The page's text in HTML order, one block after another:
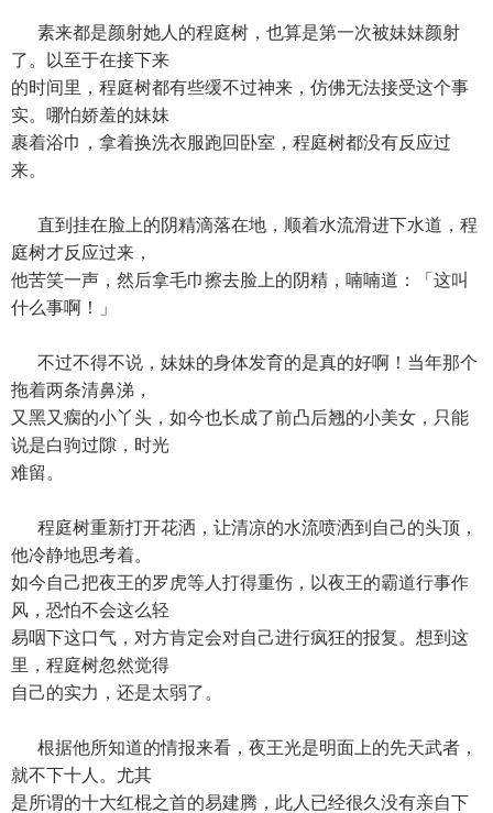
素来都是颜射她人的程庭树，也算是第一次被妹妹颜射
了。以至于在接下来
的时间里，程庭树都有些缓不过神来，仿佛无法接受这个事
实。哪怕娇羞的妹妹
裹着浴巾，拿着换洗衣服跑回卧室，程庭树都没有反应过
来。
直到挂在脸上的阴精滴落在地，顺着水流滑进下水道，程
庭树才反应过来，
他苦笑一声，然后拿毛巾擦去脸上的阴精，喃喃道：「这叫
什么事啊！」
不过不得不说，妹妹的身体发育的是真的好啊！当年那个
拖着两条清鼻涕，
又黑又瘸的小丫头，如今也长成了前凸后翘的小美女，只能
说是白驹过隙，时光
难留。
程庭树重新打开花洒，让清凉的水流喷洒到自己的头顶，
他冷静地思考着。
如今自己把夜王的罗虎等人打得重伤，以夜王的霸道行事作
风，恐怕不会这么轻
易咽下这口气，对方肯定会对自己进行疯狂的报复。想到这
里，程庭树忽然觉得
自己的实力，还是太弱了。
根据他所知道的情报来看，夜王光是明面上的先天武者，
就不下十人。尤其
是所谓的十大红棍之首的易建腾，此人已经很久没有亲自下